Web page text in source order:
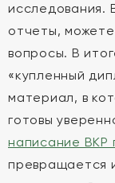
исследования.
отчеты, можете
вопросы. В
«купленный
материал, в
готовы
написание ВКР
превращается